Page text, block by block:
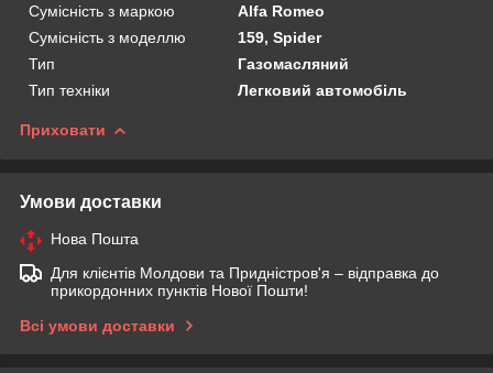
Сумісність з маркою
Alfa Romeo
Сумісність з моделлю
159, Spider
Тип
Газомасляний
Тип техніки
Легковий автомобіль
Приховати
Умови доставки
Нова Пошта
Для клієнтів Молдови та Придністров'я – відправка до
прикордонних пунктів Нової Пошти!
Всі умови доставки